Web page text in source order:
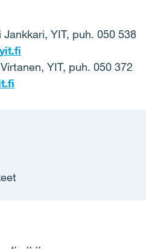
YIT, puh. 050 538
YIT, puh. 050 372